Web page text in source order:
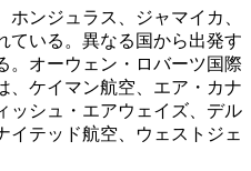
ンジュラス、ジャマイカ、
ている。異なる国から出発す
。オーウェン・ロバーツ国際
、ケイマン航空、エア・カナ
ッシュ・エアウェイズ、デル
イテッド航空、ウェストジェ